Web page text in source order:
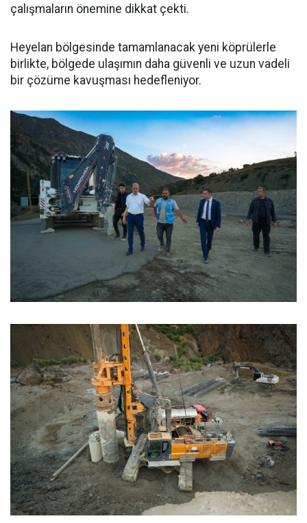
çalışmaların önemine dikkat çekti.
Heyelan bölgesinde tamamlanacak yeni köprülerle
birlikte, bölgede ulaşımın daha güvenli ve uzun vadeli
bir çözüme kavuşması hedefleniyor.